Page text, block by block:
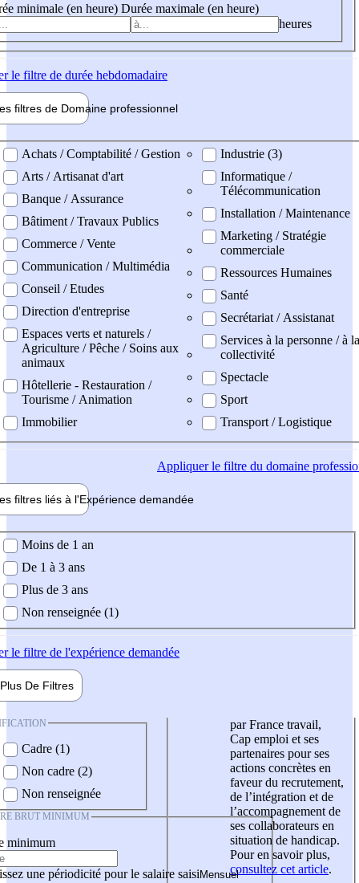
minimale (en heure) Durée maximale (en heure)
heures
le filtre de durée hebdomadaire
filtres de Domaine professionnel
professionel
Achats / Comptabilité / Gestion
Arts / Artisanat d'art
Banque / Assurance
Bâtiment / Travaux Publics
Commerce / Vente
Communication / Multimédia
Conseil / Etudes
Direction d'entreprise
Espaces verts et naturels /
Agriculture / Pêche / Soins aux
animaux
Hôtellerie - Restauration /
Tourisme / Animation
Immobilier
Industrie (3)
Informatique /
Télécommunication
Installation / Maintenance
Marketing / Stratégie
commerciale
Ressources Humaines
Santé
Secrétariat / Assistanat
Services à la personne / à la
collectivité
Spectacle
Sport
Transport / Logistique
Appliquerle filtre du domaine
filtres liés à l'Expérience demandée
demandée
Moins de 1 an
De 1 à 3 ans
Plus de 3 ans
Non renseignée (1)
le filtre de l'expérience demandée
Plus De Filtres
Cadre (1)
Non cadre (2)
Non renseignée
BRUT MINIMUM
minimum
une périodicité pour le salaire saisi
par France travail,
Cap emploi et ses
partenaires pour ses
actions concrètes en
faveur du recrutement,
de l’intégration et de
l’accompagnement de
ses collaborateurs en
situation de handicap.
Pour en savoir plus,
consultez cet article.